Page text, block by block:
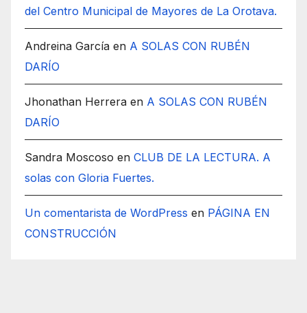
del Centro Municipal de Mayores de La Orotava.
Andreina García en A SOLAS CON RUBÉN
DARÍO
Jhonathan Herrera en A SOLAS CON RUBÉN
DARÍO
Sandra Moscoso en CLUB DE LA LECTURA. A
solas con Gloria Fuertes.
Un comentarista de WordPress en PÁGINA EN
CONSTRUCCIÓN